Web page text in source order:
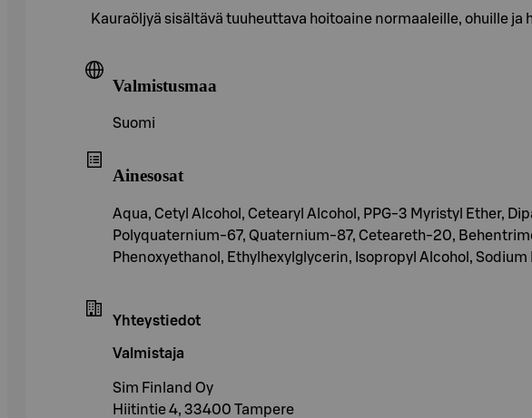
Kauraöljyä sisältävä tuuheuttava hoitoaine normaaleille, ohuille
Valmistusmaa
Suomi
Ainesosat
Aqua, Cetyl Alcohol, Cetearyl Alcohol, PPG-3 Myristyl Ether,
Polyquaternium-67, Quaternium-87, Ceteareth-20,
Phenoxyethanol, Ethylhexylglycerin, Isopropyl Alcohol,
Yhteystiedot
Valmistaja
Sim Finland Oy
Hiitintie 4, 33400 Tampere